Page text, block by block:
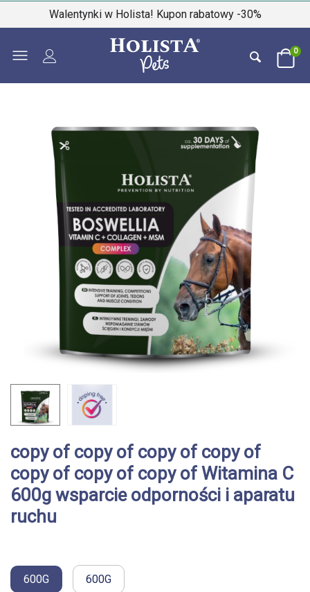
Walentynki w Holista! Kupon rabatowy -30%
0
copy of copy of copy of copy of
copy of copy of copy of Witamina C
600g wsparcie odporności i aparatu
ruchu
600G 600G